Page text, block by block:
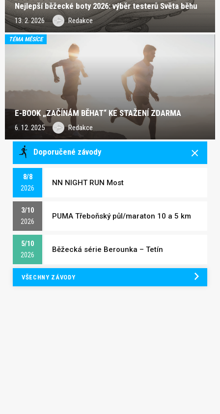
Nejlepší běžecké boty 2026: výběr testerů Světa běhu
13. 2. 2026 Redakce
TÉMA MĚSÍCE
E-BOOK „ZAČÍNÁM BĚHAT“ KE STAŽENÍ ZDARMA
6. 12. 2025 Redakce
Doporučené závody
8/8
2026
NN NIGHT RUN Most
3/10
2026
PUMA Třeboňský půl/maraton 10 a 5 km
5/10
2026
Běžecká série Berounka – Tetín
VŠECHNY ZÁVODY